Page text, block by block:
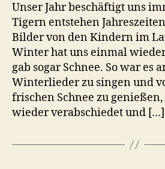
Unser Jahr beschäftigt uns
Tigern entstehen
Bilder von den Kindern im
Winter hat uns einmal
gab sogar Schnee. So war es
Winterlieder zu singen und
frischen Schnee zu
wieder verabschiedet und […]